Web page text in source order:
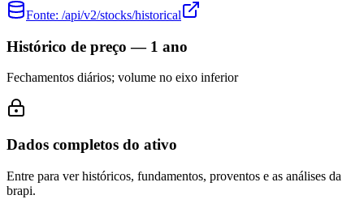
Fonte: /api/v2/stocks/historical
Histórico de preço — 1 ano
Fechamentos diários; volume no eixo inferior
Dados completos do ativo
Entre para ver históricos, fundamentos, proventos e as análises da
brapi.